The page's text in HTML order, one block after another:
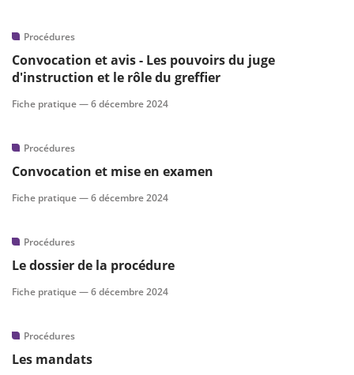
Procédures
Convocation et avis - Les pouvoirs du juge
d'instruction et le rôle du greffier
Fiche pratique —6 décembre 2024
Procédures
Convocation et mise en examen
Fiche pratique —6 décembre 2024
Procédures
Le dossier de la procédure
Fiche pratique —6 décembre 2024
Procédures
Les mandats